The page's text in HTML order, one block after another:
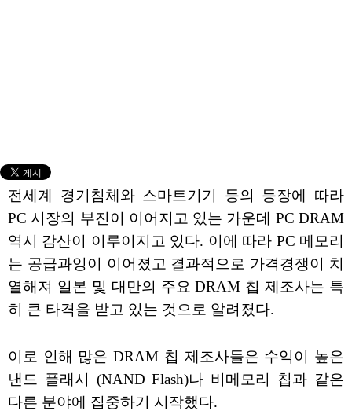
전세계 경기침체와 스마트기기 등의 등장에 따라
PC 시장의 부진이 이어지고 있는 가운데 PC DRAM
역시 감산이 이루이지고 있다. 이에 따라 PC 메모리
는 공급과잉이 이어졌고 결과적으로 가격경쟁이 치
열해져 일본 및 대만의 주요 DRAM 칩 제조사는 특
히 큰 타격을 받고 있는 것으로 알려졌다.
이로 인해 많은 DRAM 칩 제조사들은 수익이 높은
낸드 플래시 (NAND Flash)나 비메모리 칩과 같은
다른 분야에 집중하기 시작했다.